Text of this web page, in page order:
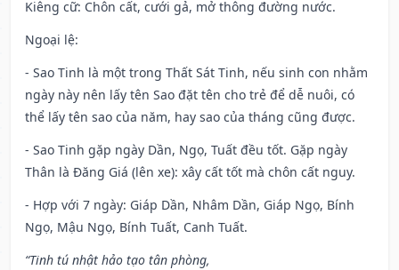
Kiêng cữ: Chôn cất, cưới gả, mở thông đường nước.
Ngoại lệ:
- Sao Tinh là một trong Thất Sát Tinh, nếu sinh con nhằm
ngày này nên lấy tên Sao đặt tên cho trẻ để dễ nuôi, có
thể lấy tên sao của năm, hay sao của tháng cũng được.
- Sao Tinh gặp ngày Dần, Ngọ, Tuất đều tốt. Gặp ngày
Thân là Đăng Giá (lên xe): xây cất tốt mà chôn cất nguy.
- Hợp với 7 ngày: Giáp Dần, Nhâm Dần, Giáp Ngọ, Bính
Ngọ, Mậu Ngọ, Bính Tuất, Canh Tuất.
“Tinh tú nhật hảo tạo tân phòng,